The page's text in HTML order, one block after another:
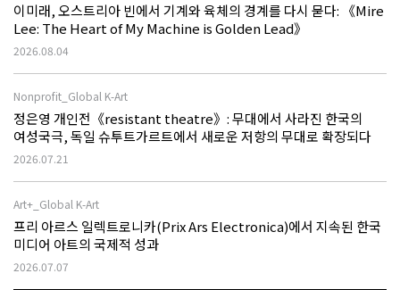
이미래, 오스트리아 빈에서 기계와 육체의 경계를 다시 묻다: 《Mire
Lee: The Heart of My Machine is Golden Lead》
2026.08.04
Nonprofit_Global K-Art
정은영 개인전《resistant theatre》: 무대에서 사라진 한국의
여성국극, 독일 슈투트가르트에서 새로운 저항의 무대로 확장되다
2026.07.21
Art+_Global K-Art
프리 아르스 일렉트로니카(Prix Ars Electronica)에서 지속된 한국
미디어 아트의 국제적 성과
2026.07.07